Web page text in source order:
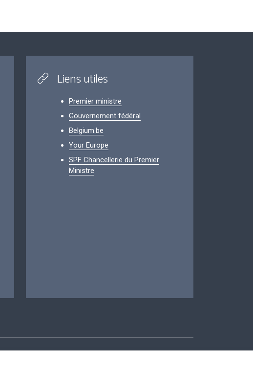
Liens utiles
Premier ministre
Gouvernement fédéral
Belgium.be
Your Europe
SPF Chancellerie du Premier
Ministre